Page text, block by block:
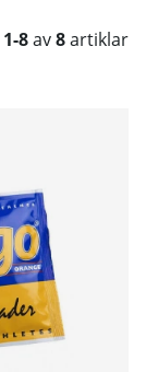
1-8av8artiklar